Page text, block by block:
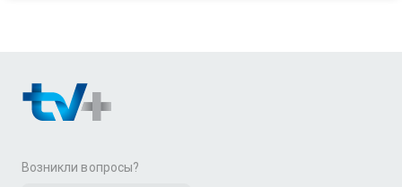
Возникли вопросы?